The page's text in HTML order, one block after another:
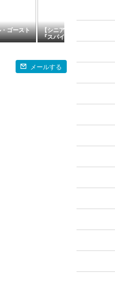
ゴースト 【シニアの休日】映画
『スパイダーマン』と
イオンでのウォーキン
メールする